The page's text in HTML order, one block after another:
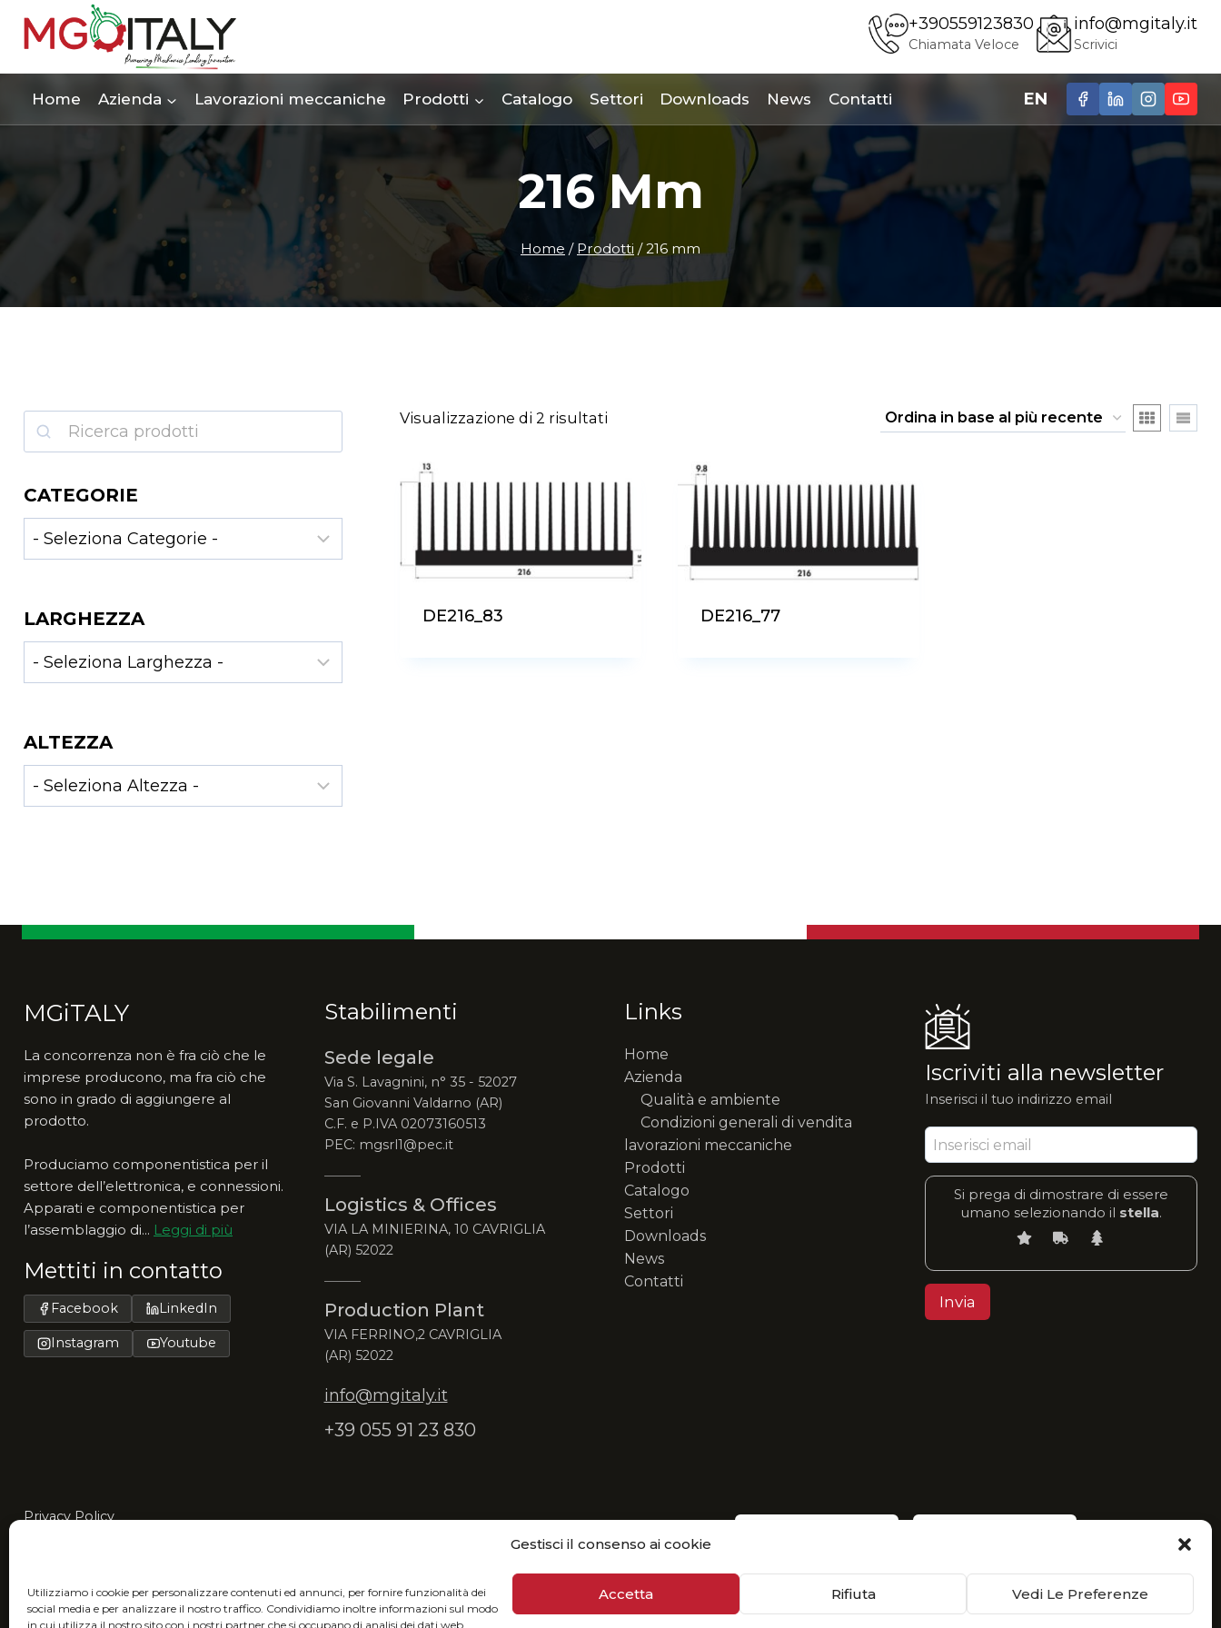
Gestisci il consenso ai cookie
Utilizziamo i cookie per personalizzare contenuti ed annunci, per fornire funzionalità dei
social media e per analizzare il nostro traffico. Condividiamo inoltre informazioni sul modo
in cui utilizza il nostro sito con i nostri partner che si occupano di analisi dei dati web,
Accetta Rifiuta Vedi Le Preferenze
+390559123830
Chiamata Veloce
info@mgitaly.it
Scrivici
Home Azienda Lavorazioni meccaniche Prodotti Catalogo Settori Downloads News Contatti EN
216 Mm
Home / Prodotti / 216 mm
Visualizzazione di 2 risultati
al
più
recente
DE216_83 DE216_77
Ricerca
CATEGORIE
LARGHEZZA
ALTEZZA
MGiTALY
La concorrenza non è fra ciò che le
imprese producono, ma fra ciò che
sono in grado di aggiungere al
prodotto.
Produciamo componentistica per il
settore dell’elettronica, e connessioni.
Apparati e componentistica per
l’assemblaggio di... Leggi di più
Mettiti in contatto
Facebook LinkedIn
Instagram Youtube
Stabilimenti
Sede legale
Via S. Lavagnini, n° 35 - 52027
San Giovanni Valdarno (AR)
C.F. e P.IVA 02073160513
PEC: mgsrl1@pec.it
Logistics & Offices
VIA LA MINIERINA, 10 CAVRIGLIA
(AR) 52022
Production Plant
VIA FERRINO,2 CAVRIGLIA
(AR) 52022
info@mgitaly.it
+39 055 91 23 830
Links
Home
Azienda
Qualità e ambiente
Condizioni generali di vendita
lavorazioni meccaniche
Prodotti
Catalogo
Settori
Downloads
News
Contatti
Iscriviti alla newsletter
Inserisci il tuo indirizzo email
Si prega di dimostrare di essere
umano selezionando il stella.
Privacy Policy
MGItaly ti invita a unirti alla sua visione eco-friendly: fruisci del nostro catalogo in formato digitale e